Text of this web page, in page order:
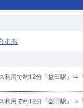
する
利用で約12分「益田駅」→
利用で約12分「益田駅」→